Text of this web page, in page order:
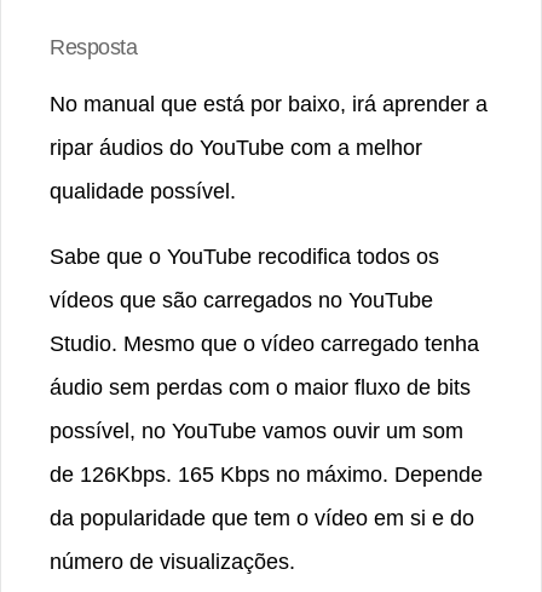
Resposta
No manual que está por baixo, irá aprender a
ripar áudios do YouTube com a melhor
qualidade possível.
Sabe que o YouTube recodifica todos os
vídeos que são carregados no YouTube
Studio. Mesmo que o vídeo carregado tenha
áudio sem perdas com o maior fluxo de bits
possível, no YouTube vamos ouvir um som
de 126Kbps. 165 Kbps no máximo. Depende
da popularidade que tem o vídeo em si e do
número de visualizações.